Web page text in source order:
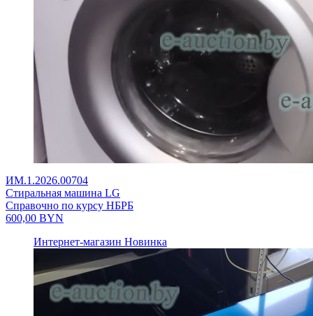
ИМ.1.2026.00704
Стиральная машина LG
Справочно по курсу НБРБ
600,00 BYN
Интернет-магазин Новинка